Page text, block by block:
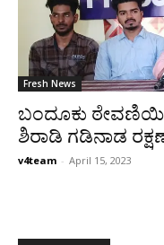
Fresh News
ಬಂದೂಕು
ಶಿರಾಡಿ ಗಡಿನಾಡ
v4team - April 15, 2023